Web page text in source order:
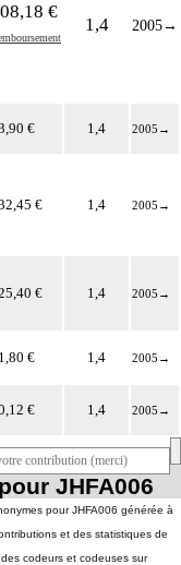
€
1,4 2005→
€ 1,4 2005 →
€ 1,4 2005 →
€ 1,4 2005 →
€ 1,4 2005 →
€ 1,4 2005 →
JHFA006
pour JHFA006 générée à
et des statistiques de
codeurs et codeuses sur